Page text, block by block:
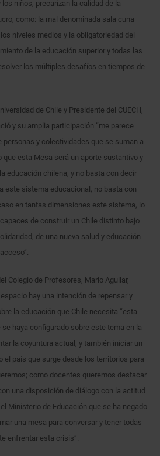
niños, precarizan la calidad de la
como: la mal denominada sala cuna
niveles medios y la obligatoriedad del
de la educación superior y todas las
los múltiples desafíos en tiempos de
de Chile y Presidente del CUECH,
y su amplia participación “me parece
personas y colectividades que se suman a
que esta Mesa será un aporte sustantivo y
educación chilena, y no basta con decir
este sistema educacional, no basta con
en tantas dimensiones este sistema, lo
de construir un Chile distinto bajo
de una nueva salud y educación
Colegio de Profesores, Mario Aguilar,
hay una intención de repensar y
la educación que Chile necesita “esta
haya configurado sobre este tema en la
la coyuntura actual, y también iniciar un
el país que surge desde los territorios para
como docentes queremos destacar
una disposición de diálogo con la actitud
Ministerio de Educación que se ha negado
una mesa para conversar y tener todas
enfrentar esta crisis”.